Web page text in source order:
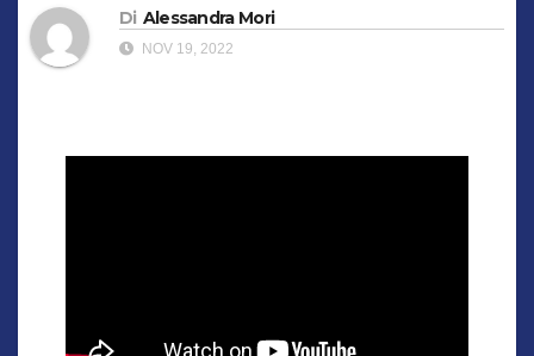
Di Alessandra Mori
NOV 19, 2022